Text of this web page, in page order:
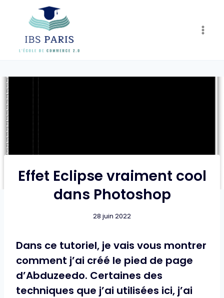
content
Effet Eclipse vraiment cool
dans Photoshop
28 juin 2022
Dans ce tutoriel, je vais vous montrer
comment j’ai créé le pied de page
d’Abduzeedo. Certaines des
techniques que j’ai utilisées ici, j’ai